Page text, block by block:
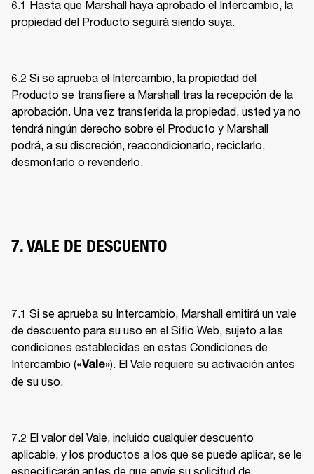
6.1 Hasta que Marshall haya aprobado el Intercambio, la
propiedad del Producto seguirá siendo suya.
6.2 Si se aprueba el Intercambio, la propiedad del
Producto se transfiere a Marshall tras la recepción de la
aprobación. Una vez transferida la propiedad, usted ya no
tendrá ningún derecho sobre el Producto y Marshall
podrá, a su discreción, reacondicionarlo, reciclarlo,
desmontarlo o revenderlo.
7. VALE DE DESCUENTO
7.1 Si se aprueba su Intercambio, Marshall emitirá un vale
de descuento para su uso en el Sitio Web, sujeto a las
condiciones establecidas en estas Condiciones de
Intercambio («Vale»). El Vale requiere su activación antes
de su uso.
7.2 El valor del Vale, incluido cualquier descuento
aplicable, y los productos a los que se puede aplicar, se le
especificarán antes de que envíe su solicitud de